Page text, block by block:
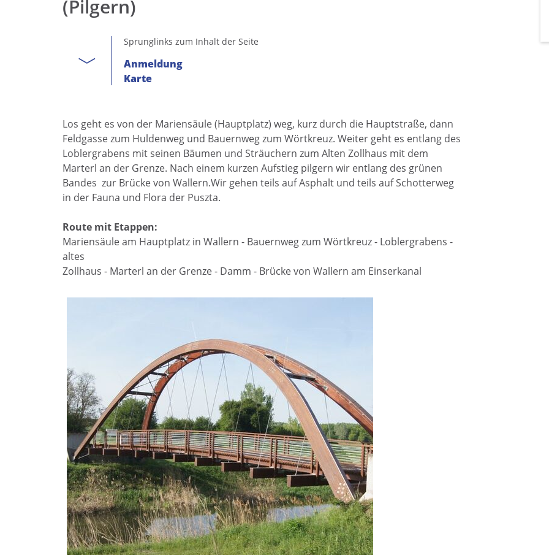
(Pilgern)
Sprunglinks zum Inhalt der Seite
Anmeldung
Karte
Los geht es von der Mariensäule (Hauptplatz) weg, kurz durch die Hauptstraße, dann
Feldgasse zum Huldenweg und Bauernweg zum Wörtkreuz. Weiter geht es entlang des
Loblergrabens mit seinen Bäumen und Sträuchern zum Alten Zollhaus mit dem
Marterl an der Grenze. Nach einem kurzen Aufstieg pilgern wir entlang des grünen
Bandes zur Brücke von Wallern.Wir gehen teils auf Asphalt und teils auf Schotterweg
in der Fauna und Flora der Puszta.
Route mit Etappen:
Mariensäule am Hauptplatz in Wallern - Bauernweg zum Wörtkreuz - Loblergrabens -
altes
Zollhaus - Marterl an der Grenze - Damm - Brücke von Wallern am Einserkanal